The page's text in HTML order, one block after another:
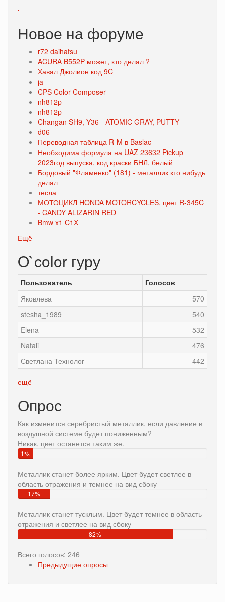
Новое на форуме
r72 daihatsu
ACURA B552P может, кто делал ?
Хавал Джолион код 9C
ja
CPS Color Composer
nh812p
nh812p
Changan SH9, Y36 - ATOMIC GRAY, PUTTY
d06
Переводная таблица R-M в Baslac
Необходима формула на UAZ 23632 Pickup
2023год выпуска, код краски БНЛ, белый
Бордовый "Фламенко" (181) - металлик кто нибудь
делал
тесла
МОТОЦИКЛ HONDA MOTORCYCLES, цвет R-345C
- CANDY ALIZARIN RED
Bmw x1 C1X
Ещё
O`color гуру
Пользователь
Голосов
Яковлева
570
stesha_1989
540
Elena
532
Natali
476
Светлана Технолог
442
ещё
Опрос
Как изменится серебристый металлик, если давление в
воздушной системе будет пониженным?
Никак, цвет останется таким же.
1%
Металлик станет более ярким. Цвет будет светлее в
область отражения и темнее на вид сбоку
17%
Металлик станет тусклым. Цвет будет темнее в область
отражения и светлее на вид сбоку
82%
Всего голосов: 246
Предыдущие опросы